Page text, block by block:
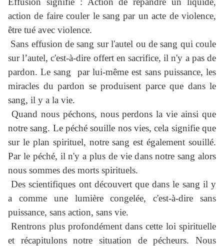
action de faire couler le sang par un acte de violence,
être tué avec violence.
Sans effusion de sang sur l'autel ou de sang qui coule
sur l’autel, c'est-à-dire offert en sacrifice, il n'y a pas de
pardon. Le sang par lui-même est sans puissance, les
miracles du pardon se produisent parce que dans le
sang, il y a la vie.
Quand nous péchons, nous perdons la vie ainsi que
notre sang. Le péché souille nos vies, cela signifie que
sur le plan spirituel, notre sang est également souillé.
Par le péché, il n'y a plus de vie dans notre sang alors
nous sommes des morts spirituels.
Des scientifiques ont découvert que dans le sang il y
a comme une lumière congelée, c'est-à-dire sans
puissance, sans action, sans vie.
Rentrons plus profondément dans cette loi spirituelle
et récapitulons notre situation de pécheurs. Nous